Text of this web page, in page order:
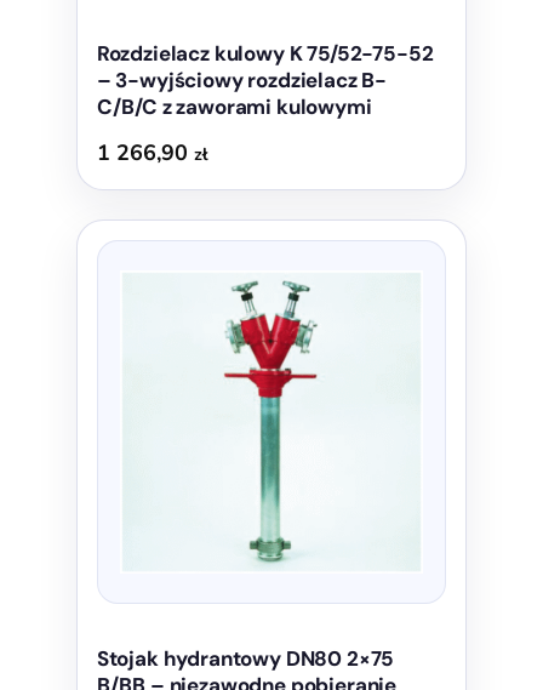
Rozdzielacz kulowy K 75/52-75-52
– 3-wyjściowy rozdzielacz B-
C/B/C z zaworami kulowymi
1 266,90 zł
Stojak hydrantowy DN80 2×75